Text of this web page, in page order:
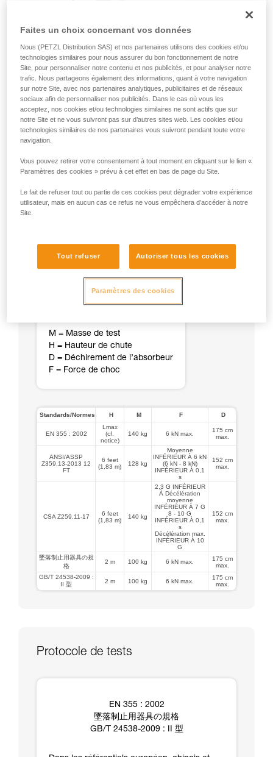
M = Masse de test
H = Hauteur de chute
D = Déchirement de l’absorbeur
F = Force de choc
Standards/Normes H M F D
EN 355 : 2002
Lmax
(cf.
notice)
140 kg 6 kN max.
175 cm
max.
ANSI/ASSP
Z359.13-2013 12
FT
6 feet
(1,83 m)
128 kg
Moyenne
INFÉRIEUR À 6 kN
(6 kN - 8 kN)
INFÉRIEUR À 0,1
s
152 cm
max.
CSA Z259.11-17
6 feet
(1,83 m)
140 kg
2,3 G INFÉRIEUR
À Décélération
moyenne
INFÉRIEUR À 7 G
8 - 10 G
INFÉRIEUR À 0,1
s
Décélération max.
INFÉRIEUR À 10
G
152 cm
max.
墜落制止用器具の規
格
2 m 100 kg 6 kN max.
175 cm
max.
GB/T 24538-2009 :
II 型
2 m 100 kg 6 kN max.
175 cm
max.
Protocole de tests
EN 355 : 2002
墜落制止用器具の規格
GB/T 24538-2009 : II 型
Faites un choix concernant vos données
Nous (PETZL Distribution SAS) et nos partenaires utilisons des cookies et/ou
technologies similaires pour nous assurer du bon fonctionnement de notre
Site, pour personnaliser notre contenu et nos publicités, et pour analyser notre
trafic. Nous partageons également des informations, quant à votre navigation
sur notre Site, avec nos partenaires analytiques, publicitaires et de réseaux
sociaux afin de personnaliser nos publicités. Dans le cas où vous les
acceptez, nos cookies et/ou technologies similaires ne sont actifs que sur
notre Site et ne vous suivront pas sur d’autres sites web. Les cookies et/ou
technologies similaires de nos partenaires vous suivront pendant toute votre
navigation.
Vous pouvez retirer votre consentement à tout moment en cliquant sur le lien «
Paramètres des cookies » prévu à cet effet en bas de page du Site.
Le fait de refuser tout ou partie de ces cookies peut dégrader votre expérience
utilisateur, mais en aucun cas ce refus ne vous empêchera d’accéder à notre
Site.
Tout refuser Autoriser tous les cookies
Paramètres des cookies